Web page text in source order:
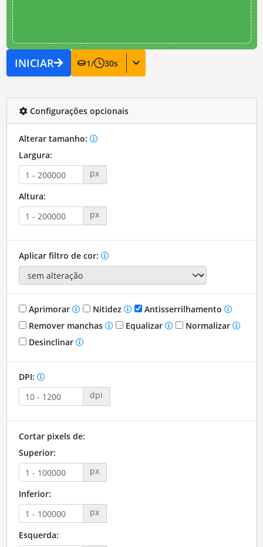
INICIAR 1/ 30s
Configurações opcionais
Alterar tamanho:
Largura:
px
Altura:
px
Aplicar filtro de cor:
Aprimorar Nitidez
Antisserrilhamento
Remover manchas
Equalizar
Normalizar
Desinclinar
DPI:
dpi
Cortar pixels de:
Superior:
px
Inferior:
px
Esquerda: